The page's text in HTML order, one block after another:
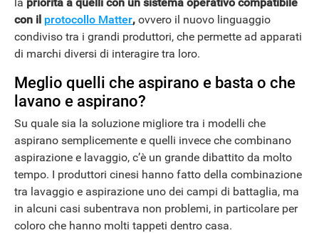
la priorità a quelli con un sistema operativo compatibile
con il protocollo Matter, ovvero il nuovo linguaggio
condiviso tra i grandi produttori, che permette ad apparati
di marchi diversi di interagire tra loro.
Meglio quelli che aspirano e basta o che
lavano e aspirano?
Su quale sia la soluzione migliore tra i modelli che
aspirano semplicemente e quelli invece che combinano
aspirazione e lavaggio, c’è un grande dibattito da molto
tempo. I produttori cinesi hanno fatto della combinazione
tra lavaggio e aspirazione uno dei campi di battaglia, ma
in alcuni casi subentrava non problemi, in particolare per
coloro che hanno molti tappeti dentro casa.